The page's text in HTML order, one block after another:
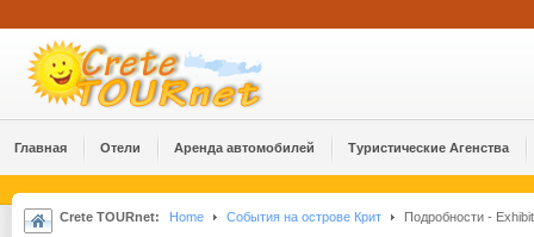
Главная Отели Аренда автомобилей Туристические Агенства
Crete TOURnet: Home События на острове Крит Подробности -